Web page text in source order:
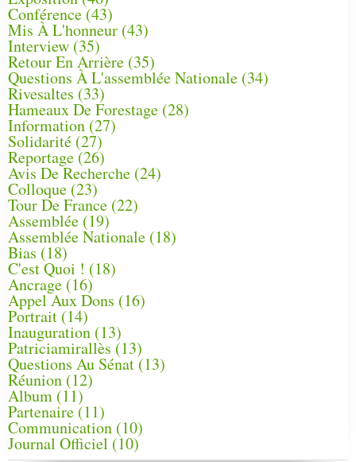
Conférence(43)
Mis À L'honneur (43)
Interview (35)
Retour En Arrière (35)
Questions À L'assemblée Nationale (34)
Rivesaltes (33)
Hameaux De Forestage (28)
Information (27)
Solidarité (27)
Reportage(26)
Avis De Recherche (24)
Colloque (23)
Tour De France (22)
Assemblée (19)
Assemblée Nationale (18)
Bias (18)
C'est Quoi ! (18)
Ancrage (16)
Appel Aux Dons (16)
Portrait (14)
Inauguration (13)
Patriciamirallès (13)
Questions Au Sénat(13)
Réunion (12)
Album (11)
Partenaire(11)
Communication (10)
Journal Officiel (10)